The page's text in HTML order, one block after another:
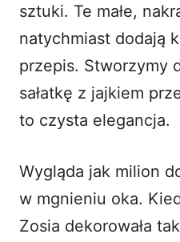
sztuki. Te małe,
natychmiast dodają
przepis. Stworzymy
sałatkę z jajkiem
to czysta elegancja.
Wygląda jak milion
w mgnieniu oka.
Zosia dekorowała